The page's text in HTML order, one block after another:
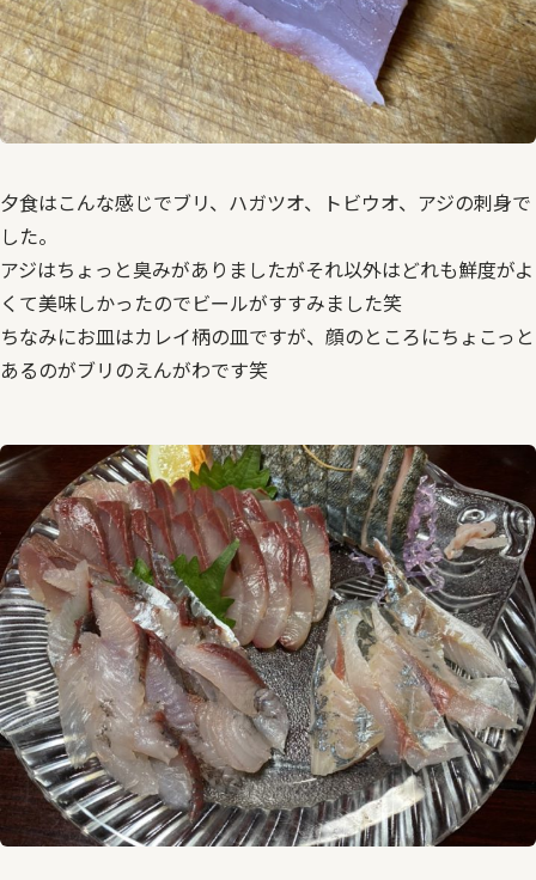
夕食はこんな感じでブリ、ハガツオ、トビウオ、アジの刺身で
した。
アジはちょっと臭みがありましたがそれ以外はどれも鮮度がよ
くて美味しかったのでビールがすすみました笑
ちなみにお皿はカレイ柄の皿ですが、顔のところにちょこっと
あるのがブリのえんがわです笑